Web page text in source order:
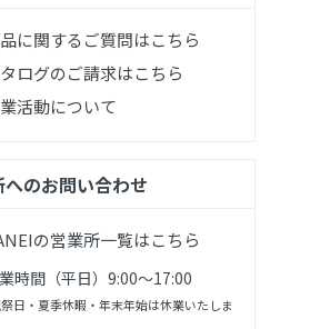
に関するご質問はこちら
ログのご請求はこちら
活動について
へのお問い合わせ
の営業所一覧はこちら
時間（平日）9:00～17:00
日・夏季休暇・年末年始は休業いたしま